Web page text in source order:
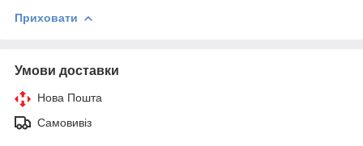
Приховати
Умови доставки
Нова Пошта
Самовивіз